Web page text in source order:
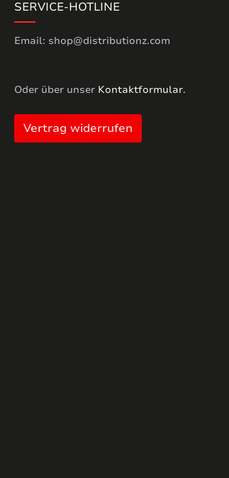
SERVICE-HOTLINE
Email: shop@distributionz.com
Oder über unser Kontaktformular.
Vertrag widerrufen